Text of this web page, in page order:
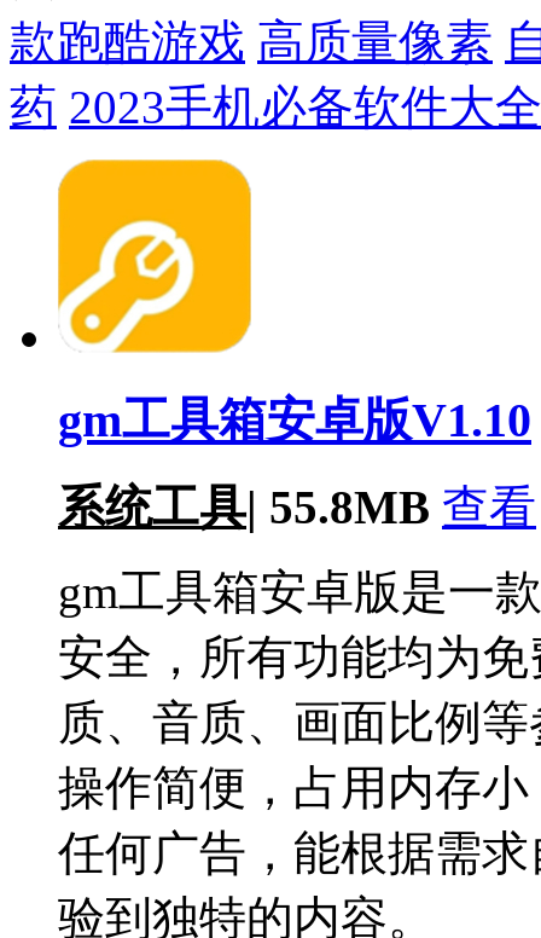
款跑酷游戏 高质量像素
药 2023手机必备软件大全
gm工具箱安卓版V1.10
系统工具| 55.8MB 查看
gm工具箱安卓版是一
安全，所有功能均为
质、音质、画面比例
操作简便，占用内存
任何广告，能根据需
验到独特的内容。